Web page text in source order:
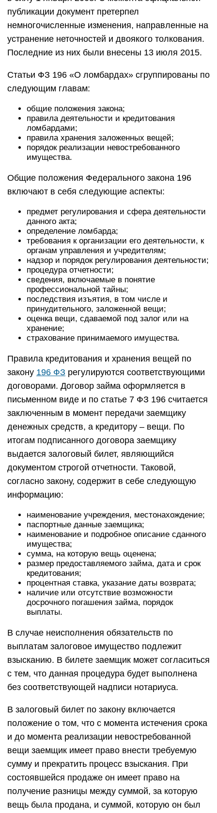
публикации документ претерпел
немногочисленные изменения, направленные на
устранение неточностей и двоякого толкования.
Последние из них были внесены 13 июля 2015.
Статьи ФЗ 196 «О ломбардах» сгруппированы по
следующим главам:
общие положения закона;
правила деятельности и кредитования
ломбардами;
правила хранения заложенных вещей;
порядок реализации невостребованного
имущества.
Общие положения Федерального закона 196
включают в себя следующие аспекты:
предмет регулирования и сфера деятельности
данного акта;
определение ломбарда;
требования к организации его деятельности, к
органам управления и учредителям;
надзор и порядок регулирования деятельности;
процедура отчетности;
сведения, включаемые в понятие
профессиональной тайны;
последствия изъятия, в том числе и
принудительного, заложенной вещи;
оценка вещи, сдаваемой под залог или на
хранение;
страхование принимаемого имущества.
Правила кредитования и хранения вещей по
закону 196 ФЗ регулируются соответствующими
договорами. Договор займа оформляется в
письменном виде и по статье 7 ФЗ 196 считается
заключенным в момент передачи заемщику
денежных средств, а кредитору – вещи. По
итогам подписанного договора заемщику
выдается залоговый билет, являющийся
документом строгой отчетности. Таковой,
согласно закону, содержит в себе следующую
информацию:
наименование учреждения, местонахождение;
паспортные данные заемщика;
наименование и подробное описание сданного
имущества;
сумма, на которую вещь оценена;
размер предоставляемого займа, дата и срок
кредитования;
процентная ставка, указание даты возврата;
наличие или отсутствие возможности
досрочного погашения займа, порядок
выплаты.
В случае неисполнения обязательств по
выплатам залоговое имущество подлежит
взысканию. В билете заемщик может согласиться
с тем, что данная процедура будет выполнена
без соответствующей надписи нотариуса.
В залоговый билет по закону включается
положение о том, что с момента истечения срока
и до момента реализации невостребованной
вещи заемщик имеет право внести требуемую
сумму и прекратить процесс взыскания. При
состоявшейся продаже он имеет право на
получение разницы между суммой, за которую
вещь была продана, и суммой, которую он был